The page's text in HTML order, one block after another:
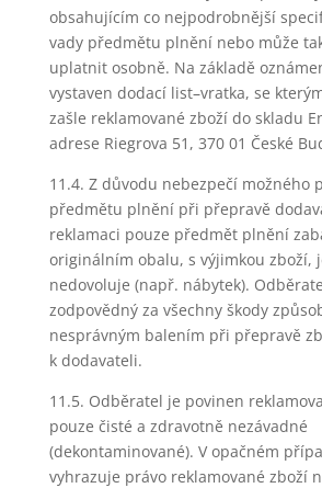
obsahujícím co nejpodrobnější
vady předmětu plnění nebo může
uplatnit osobně. Na základě
vystaven dodací list–vratka, se
zašle reklamované zboží do skladu
adrese Riegrova 51, 370 01 České
11.4. Z důvodu nebezpečí možného
předmětu plnění při přepravě
reklamaci pouze předmět plnění
originálním obalu, s výjimkou zboží,
nedovoluje (např. nábytek).
zodpovědný za všechny škody
nesprávným balením při přepravě
k dodavateli.
11.5. Odběratel je povinen
pouze čisté a zdravotně nezávadné
(dekontaminované). V opačném
vyhrazuje právo reklamované zboží